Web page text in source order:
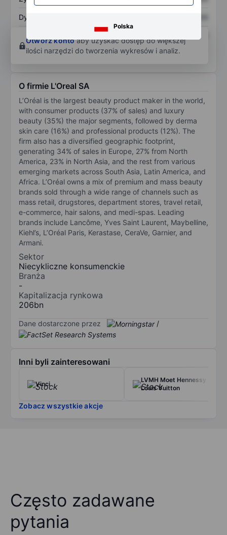
Polska
Dywidenda na akcję
własnego
Otwórz kontoaby uzyskać dostęp do większej
ilości narzędzi do tworzenia wykresów i analiz.
O firmie L'Oreal SA
L’Oréal is the largest beauty product maker in the world,
with consumer products (37% of sales) and luxury
beauty (35%) the major segments, followed by derma
skin care (16%) and professional products (12%). The
firm also has a diversified geographic footprint,
generating 34% of sales in Europe, 27% from North
America, 23% in North Asia, and the rest from various
emerging markets across South Asia, Latin America, and
Africa. L’Oréal owns a mix of premium and mass beauty
brands sold through a wide range of channels such as
mass retail, drugstores, department stores, travel retail,
e-commerce, hair salons, and medi-spas. Leading
brands include Lancôme, Yves Saint Laurent, Maybelline,
Kiehl’s, L’Oréal Paris, Kerastase, CeraVe, Garnier, and
Armani.
Sektor
Niecykliczne konsumenckie
Branża
-
Kapitalizacja rynkowa
206bn
Dane dostarczone przez /
Inni byli zainteresowani
Vinci
LVMH Moet Hennessy
Louis Vuitton
Zobacz wszystkie akcje
Często zadawane
pytania